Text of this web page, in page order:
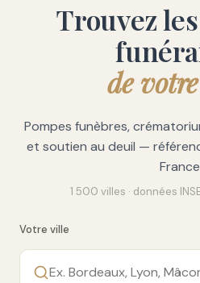
Trouvez
de
Pompes funèbres,
et soutien au deuil —
1 500 villes · données
Votre ville